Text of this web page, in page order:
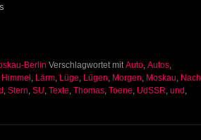
Berlin Verschlagwortet mit Auto, Autos,
Himmel , Lärm, Lüge, Lügen, Morgen, Moskau, Nach
, Stern, SU, Texte, Thomas, Toene, UdSSR, und ,